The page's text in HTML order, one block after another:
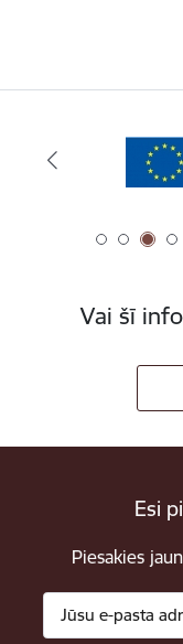
Vai šī
Esi
Piesakies